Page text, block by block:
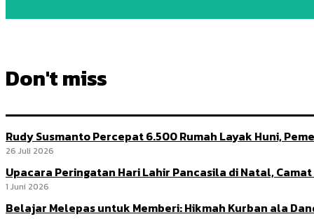
Don't miss
Rudy Susmanto Percepat 6.500 Rumah Layak Huni,
26 Juli 2026
Upacara Peringatan Hari Lahir Pancasila di Natal,
1 Juni 2026
Belajar Melepas untuk Memberi: Hikmah Kurban ala